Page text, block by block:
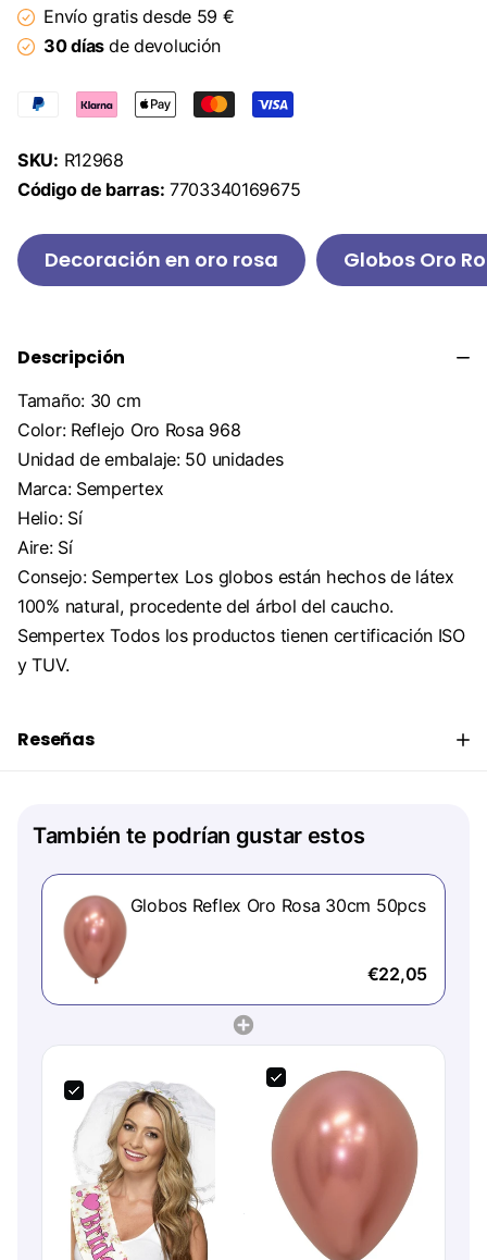
Envío gratis desde 59 €
30 días de devolución
SKU: R12968
Código de barras: 7703340169675
Decoración en oro rosa Globos Oro
Descripción
Tamaño: 30 cm
Color: Reflejo Oro Rosa 968
Unidad de embalaje: 50 unidades
Marca: Sempertex
Helio: Sí
Aire: Sí
Consejo: Sempertex Los globos están hechos de látex
100% natural, procedente del árbol del caucho.
Sempertex Todos los productos tienen certificación ISO
y TUV.
Reseñas
También te podrían gustar estos
Globos Reflex Oro Rosa 30cm 50pcs
€22,05